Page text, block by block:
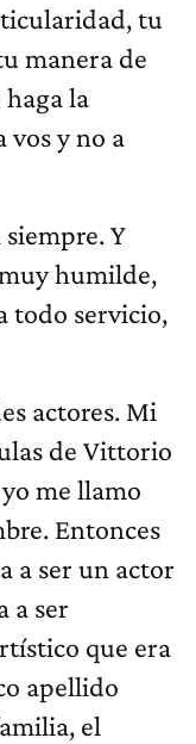
tu
manera de
haga la
vos y no a
Y
humilde,
todo servicio,
actores. Mi
de Vittorio
me llamo
Entonces
a ser un actor
a ser
que era
apellido
el